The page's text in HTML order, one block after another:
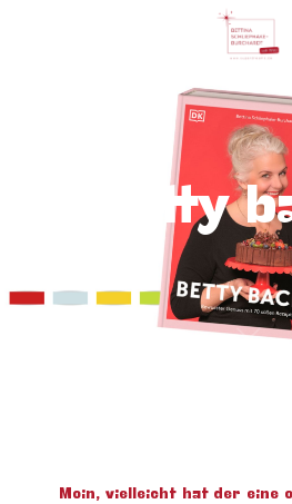
Betty
Moin, vielleicht hat der eine